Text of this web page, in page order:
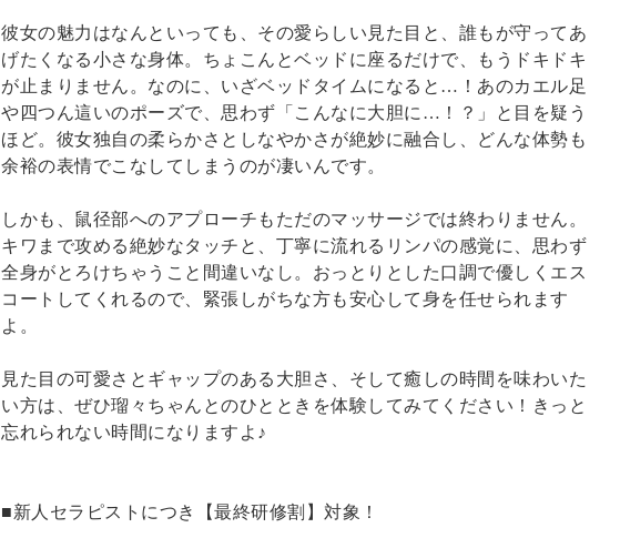
彼女の魅力はなんといっても、その愛らしい見た目と、誰もが守ってあ
げたくなる小さな身体。ちょこんとベッドに座るだけで、もうドキドキ
が止まりません。なのに、いざベッドタイムになると…！あのカエル足
や四つん這いのポーズで、思わず「こんなに大胆に…！？」と目を疑う
ほど。彼女独自の柔らかさとしなやかさが絶妙に融合し、どんな体勢も
余裕の表情でこなしてしまうのが凄いんです。
しかも、鼠径部へのアプローチもただのマッサージでは終わりません。
キワまで攻める絶妙なタッチと、丁寧に流れるリンパの感覚に、思わず
全身がとろけちゃうこと間違いなし。おっとりとした口調で優しくエス
コートしてくれるので、緊張しがちな方も安心して身を任せられます
よ。
見た目の可愛さとギャップのある大胆さ、そして癒しの時間を味わいた
い方は、ぜひ瑠々ちゃんとのひとときを体験してみてください！きっと
忘れられない時間になりますよ♪
■新人セラピストにつき【最終研修割】対象！